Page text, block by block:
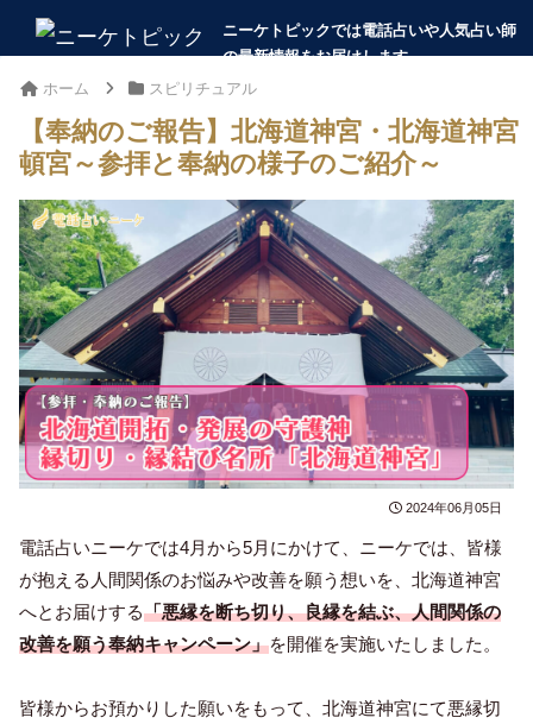
ホーム スピリチュアル
【奉納のご報告】北海道神宮・北海道神宮
頓宮～参拝と奉納の様子のご紹介～
2024年06月05日
電話占いニーケでは4月から5月にかけて、ニーケでは、皆様
が抱える人間関係のお悩みや改善を願う想いを、北海道神宮
へとお届けする「悪縁を断ち切り、良縁を結ぶ、人間関係の
改善を願う奉納キャンペーン」を開催を実施いたしました。
皆様からお預かりした願いをもって、北海道神宮にて悪縁切